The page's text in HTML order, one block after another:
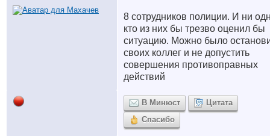
8 сотрудников полиции. И ни
кто из них бы трезво оценил бы
ситуацию. Можно было
своих коллег и не допустить
совершения противоправных
действий
В Минюст
Цитата
Спасибо